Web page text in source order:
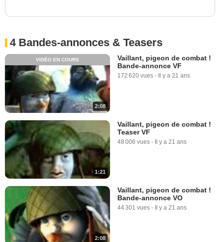
4 Bandes-annonces & Teasers
2:08
VIDÉO EN COURS
Vaillant, pigeon de combat !
Bande-annonce VF
172 620 vues - Il y a 21 ans
1:21
Vaillant, pigeon de combat !
Teaser VF
48 006 vues - Il y a 21 ans
2:08
Vaillant, pigeon de combat !
Bande-annonce VO
44 301 vues - Il y a 21 ans